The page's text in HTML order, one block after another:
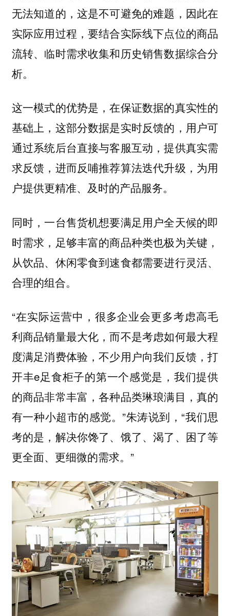
无法知道的，这是不可避免的难题，因此在
实际应用过程，要结合实际线下点位的商品
流转、临时需求收集和历史销售数据综合分
析。
这一模式的优势是，在保证数据的真实性的
基础上，这部分数据是实时反馈的，用户可
通过系统后台直接与客服互动，提供真实需
求反馈，进而反哺推荐算法迭代升级，为用
户提供更精准、及时的产品服务。
同时，一台售货机想要满足用户全天候的即
时需求，足够丰富的商品种类也极为关键，
从饮品、休闲零食到速食都需要进行灵活、
合理的组合。
“在实际运营中，很多企业会更多考虑高毛
利商品销量最大化，而不是考虑如何最大程
度满足消费体验，不少用户向我们反馈，打
开丰e足食柜子的第一个感觉是，我们提供
的商品非常丰富，各种品类琳琅满目，真的
有一种小超市的感觉。”朱涛说到，“我们思
考的是，解决你馋了、饿了、渴了、困了等
更全面、更细微的需求。”